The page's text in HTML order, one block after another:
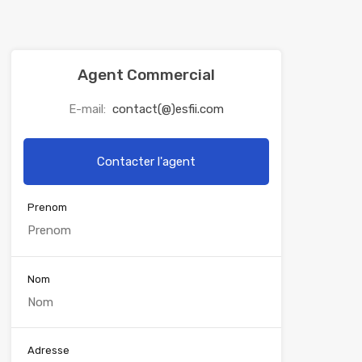
Agent Commercial
E-mail: contact(@)esfii.com
Contacter l'agent
Prenom
Nom
Adresse